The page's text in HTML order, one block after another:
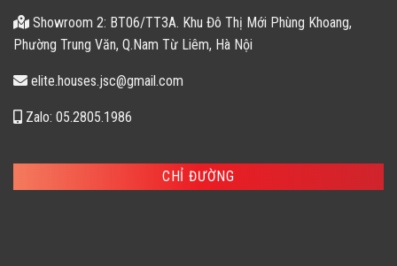
Showroom 2: BT06/TT3A. Khu Đô Thị Mới Phùng Khoang,
Phường Trung Văn, Q.Nam Từ Liêm, Hà Nội
elite.houses.jsc@gmail.com
Zalo: 05.2805.1986
CHỈ ĐƯỜNG